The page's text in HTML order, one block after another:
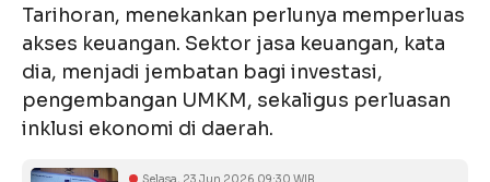
Tarihoran, menekankan perlunya memperluas
akses keuangan. Sektor jasa keuangan, kata
dia, menjadi jembatan bagi investasi,
pengembangan UMKM, sekaligus perluasan
inklusi ekonomi di daerah.
Selasa, 23 Jun 2026 09:30 WIB